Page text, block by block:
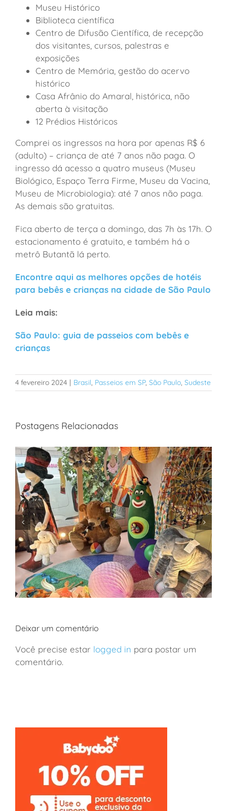
Museu Histórico
Biblioteca científica
Centro de Difusão Científica, de recepção
dos visitantes, cursos, palestras e
exposições
Centro de Memória, gestão do acervo
histórico
Casa Afrânio do Amaral, histórica, não
aberta à visitação
12 Prédios Históricos
Comprei os ingressos na hora por apenas R$ 6
(adulto) – criança de até 7 anos não paga. O
ingresso dá acesso a quatro museus (Museu
Biológico, Espaço Terra Firme, Museu da Vacina,
Museu de Microbiologia): até 7 anos não paga.
As demais são gratuitas.
Fica aberto de terça a domingo, das 7h às 17h. O
estacionamento é gratuito, e também há o
metrô Butantã lá perto.
Encontre aqui as melhores opções de hotéis
para bebês e crianças na cidade de São Paulo
Leia mais:
São Paulo: guia de passeios com bebês e
crianças
4 fevereiro 2024 Brasil, Passeios em SP, São Paulo, Sudeste
Postagens Relacionadas
Deixar um comentário
Você precise estar logged in para postar um
comentário.